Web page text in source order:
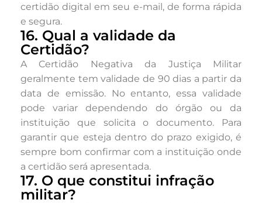
certidão digital em seu e-mail, de forma rápida
e segura.
16. Qual a validade da
Certidão?
A Certidão Negativa da Justiça Militar
geralmente tem validade de 90 dias a partir da
data de emissão. No entanto, essa validade
pode variar dependendo do órgão ou da
instituição que solicita o documento. Para
garantir que esteja dentro do prazo exigido, é
sempre bom confirmar com a instituição onde
a certidão será apresentada.
17. O que constitui infração
militar?